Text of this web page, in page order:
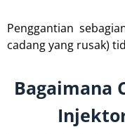
Penggantian
cadang yang rusak)
Bagaimana